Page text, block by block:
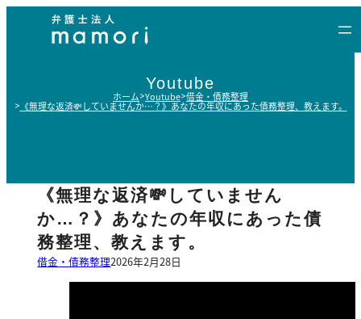
ッ
Youtube
ホーム Youtube 借金・債務整理
《無理な返済💸していませんか…？》あなたの年収にあった債務整理、教えます。
《無理な返済💸していません
か…？》あなたの年収にあった債
務整理、教えます。
借金・債務整理2026年2月28日